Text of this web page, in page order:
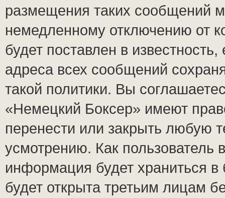
размещения таких сообщений
немедленному отключению от
будет поставлен в
адреса всех сообщений
такой политики. Вы
«Немецкий Боксер» имеют
перенести или закрыть любую
усмотрению. Как пользователь
информация будет храниться
будет открыта третьим лицам